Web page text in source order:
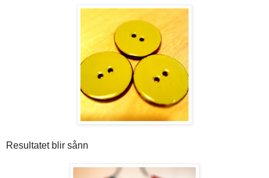
Resultatet blir sånn